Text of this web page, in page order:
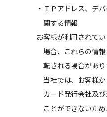
・ＩＰアドレス、デ
関する情報
お客様が利用されて
場合、これらの情
転される場合があり
当社では、お客様
カード発行会社及
ことができないた